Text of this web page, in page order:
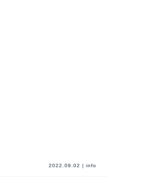
2022.09.02 | info